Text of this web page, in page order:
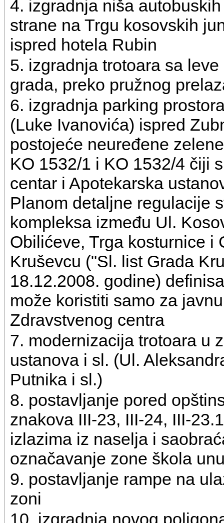
4. izgradnja niša
strane na Trgu kosovskih
ispred hotela Rubin
5. izgradnja trotoara sa
grada, preko pružnog
6. izgradnja parking
(Luke Ivanovića) ispred
postojeće neuređene
KO 1532/1 i KO 1532/4 čiji
centar i Apotekarska
Planom detaljne regulacije
kompleksa između Ul.
Obilićeve, Trga kosturnice i
Kruševcu ("Sl. list Grada
18.12.2008. godine)
može koristiti samo za
Zdravstvenog centra
7. modernizacija trotoara u
ustanova i sl. (Ul.
Putnika i sl.)
8. postavljanje pored
znakova III-23, III-24, III-
izlazima iz naselja i
označavanje zone škola
9. postavljanje rampe na
zoni
10. izgradnja novog